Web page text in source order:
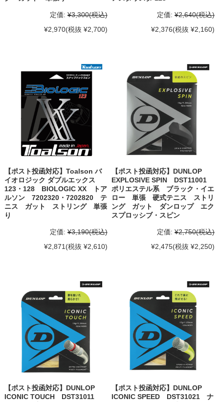
定価: ¥3,300(税込)
¥2,970(税抜 ¥2,700)
定価: ¥2,640(税込)
¥2,376(税抜 ¥2,160)
【ポスト投函対応】Toalson バ
イオロジック ダブルエックス
123・128 BIOLOGIC XX トア
ルソン 7202320・7202820 テ
ニス ガット ストリング 単張
り
定価: ¥3,190(税込)
¥2,871 (税抜 ¥2,610)
【ポスト投函対応】DUNLOP
EXPLOSIVE SPIN DST11001
ポリエステル系 ブラック・イエ
ロー 単張 硬式テニス ストリ
ング ガット ダンロップ エク
スプロッシブ・スピン
定価: ¥2,750(税込)
¥2,475(税抜 ¥2,250)
【ポスト投函対応】DUNLOP
ICONIC TOUCH DST31011
【ポスト投函対応】DUNLOP
ICONIC SPEED DST31021 ナ